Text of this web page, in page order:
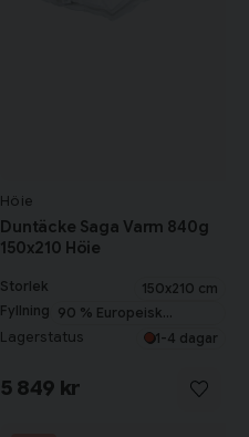
Höie
Duntäcke Saga Varm 840g
150x210 Höie
Storlek
150x210 cm
Fyllning 90 % Europeisk
myskanddun
Lagerstatus 1-4 dagar
5 849 kr